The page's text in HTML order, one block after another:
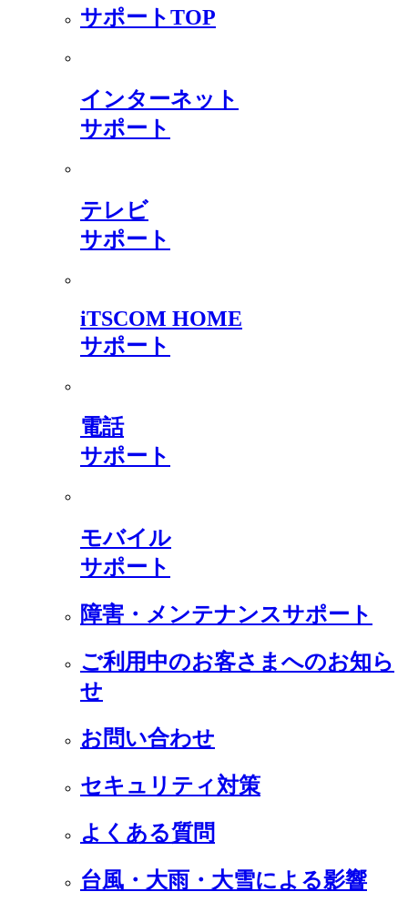
サポートTOP
インターネット
サポート
テレビ
サポート
iTSCOM HOME
サポート
電話
サポート
モバイル
サポート
障害・メンテナンスサポート
ご利用中のお客さまへのお知ら
せ
お問い合わせ
セキュリティ対策
よくある質問
台風・大雨・大雪による影響